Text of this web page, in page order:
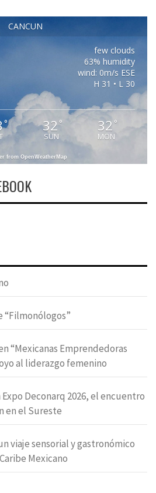
CANCUN
few clouds
63% humidity
wind: 0m/s ESE
H 31 • L 30
° 32 °
SUN
32 °
MON
from OpenWeatherMap
“Filmonólogos”
“Mexicanas Emprendedoras
al liderazgo femenino
Deconarq 2026, el encuentro
en el Sureste
viaje sensorial y gastronómico
Mexicano